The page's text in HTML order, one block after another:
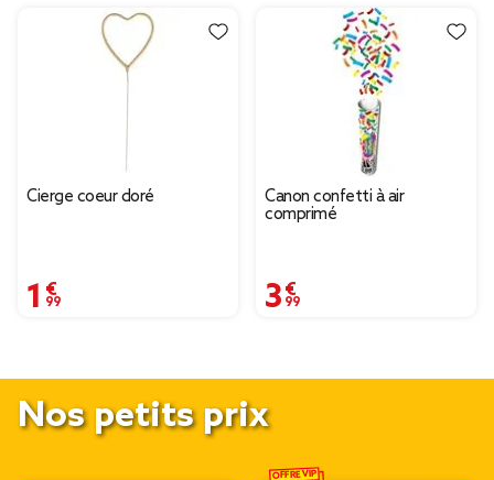
Cierge coeur doré
1,99 €
Canon confetti à air
comprimé
3,99 €
Nos petits prix
OFFRE VIP